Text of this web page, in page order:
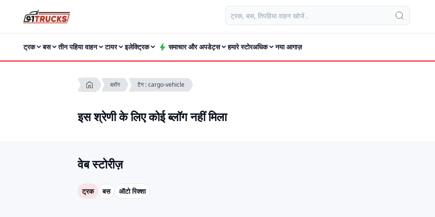
ट्रक बस तीन पहिया वाहन टायर इलेक्ट्रिक समाचार और अपडेट्स हमारे स्टोरअधिक नया आगाज़
ब्लॉग टैग : cargo-vehicle
इस श्रेणी के लिए कोई ब्लॉग नहीं मिला
वेब स्टोरीज़
ट्रक बस ऑटो रिक्शा